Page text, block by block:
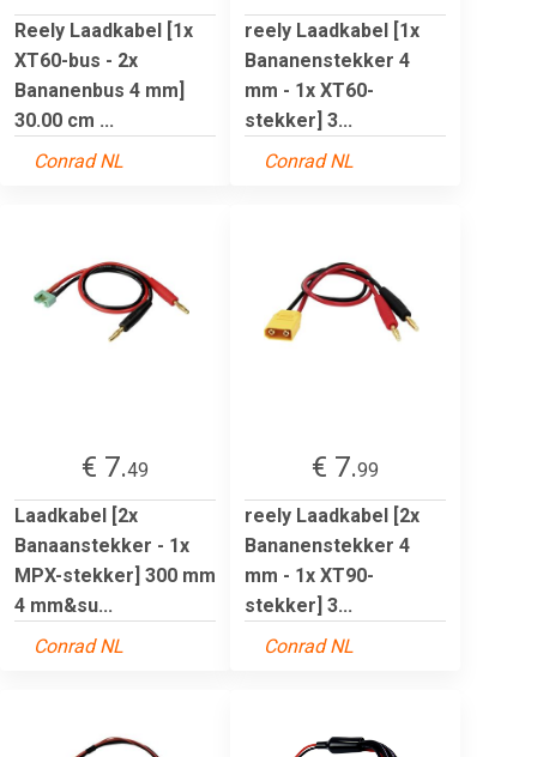
Reely Laadkabel [1x
XT60-bus - 2x
Bananenbus 4 mm]
30.00 cm ...
Conrad NL
reely Laadkabel [1x
Bananenstekker 4
mm - 1x XT60-
stekker] 3...
Conrad NL
€ 7.49
Laadkabel [2x
Banaanstekker - 1x
MPX-stekker] 300 mm
4 mm&su...
Conrad NL
€ 7.99
reely Laadkabel [2x
Bananenstekker 4
mm - 1x XT90-
stekker] 3...
Conrad NL